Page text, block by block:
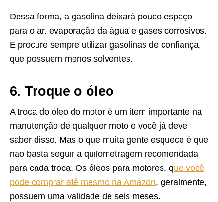
Dessa forma, a gasolina deixará pouco espaço
para o ar, evaporação da água e gases corrosivos.
E procure sempre utilizar gasolinas de confiança,
que possuem menos solventes.
6. Troque o óleo
A troca do óleo do motor é um item importante na
manutenção de qualquer moto e você já deve
saber disso. Mas o que muita gente esquece é que
não basta seguir a quilometragem recomendada
para cada troca. Os óleos para motores, que você
pode comprar até mesmo na Amazon, geralmente,
possuem uma validade de seis meses.